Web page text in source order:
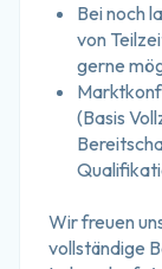
Bei noch
von
gerne
(Basis
Wir freuen
vollständige